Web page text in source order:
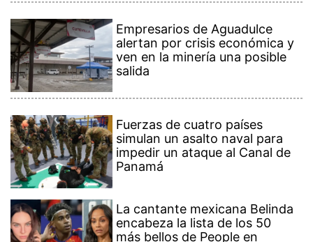
Empresarios de Aguadulce
alertan por crisis económica y
ven en la minería una posible
salida
Fuerzas de cuatro países
simulan un asalto naval para
impedir un ataque al Canal de
Panamá
La cantante mexicana Belinda
encabeza la lista de los 50
más bellos de People en